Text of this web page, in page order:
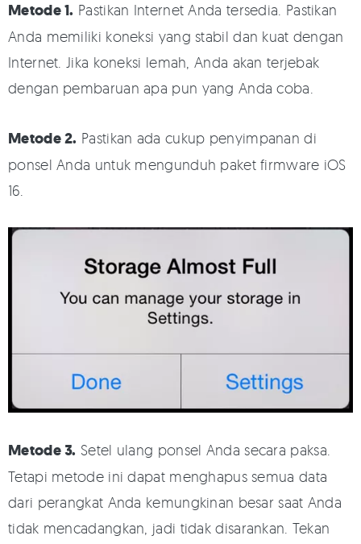
Metode 1. Pastikan Internet Anda tersedia. Pastikan
Anda memiliki koneksi yang stabil dan kuat dengan
Internet. Jika koneksi lemah, Anda akan terjebak
dengan pembaruan apa pun yang Anda coba.
Metode 2. Pastikan ada cukup penyimpanan di
ponsel Anda untuk mengunduh paket firmware iOS
16.
Metode 3. Setel ulang ponsel Anda secara paksa.
Tetapi metode ini dapat menghapus semua data
dari perangkat Anda kemungkinan besar saat Anda
tidak mencadangkan, jadi tidak disarankan. Tekan